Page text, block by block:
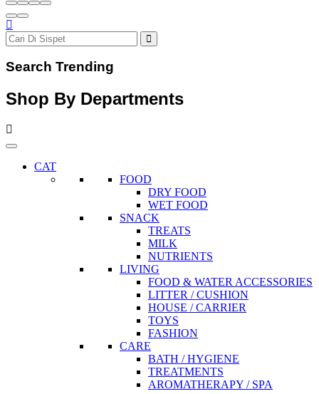
Search Trending
Shop By Departments
CAT
FOOD
DRY FOOD
WET FOOD
SNACK
TREATS
MILK
NUTRIENTS
LIVING
FOOD & WATER ACCESSORIES
LITTER / CUSHION
HOUSE / CARRIER
TOYS
FASHION
CARE
BATH / HYGIENE
TREATMENTS
AROMATHERAPY / SPA